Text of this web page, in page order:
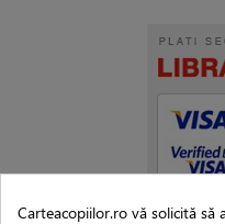
Carteacopiilor.ro vă solicită